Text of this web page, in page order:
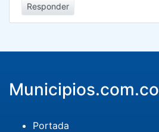
Responder
Municipios.com.co
Portada